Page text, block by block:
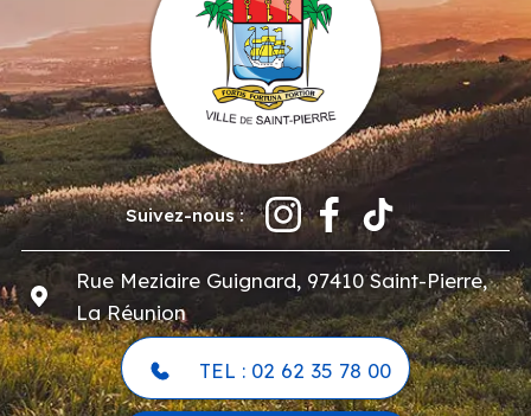
Suivez-nous :
Rue Meziaire Guignard, 97410 Saint-Pierre,
La Réunion
TEL : 02 62 35 78 00